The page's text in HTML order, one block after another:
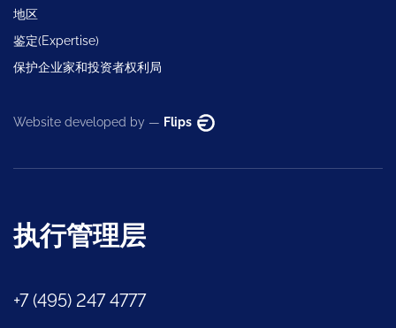
地区
鉴定(Expertise)
保护企业家和投资者权利局
Website developed by — Flips
执行管理层
+7 (495) 247 4777